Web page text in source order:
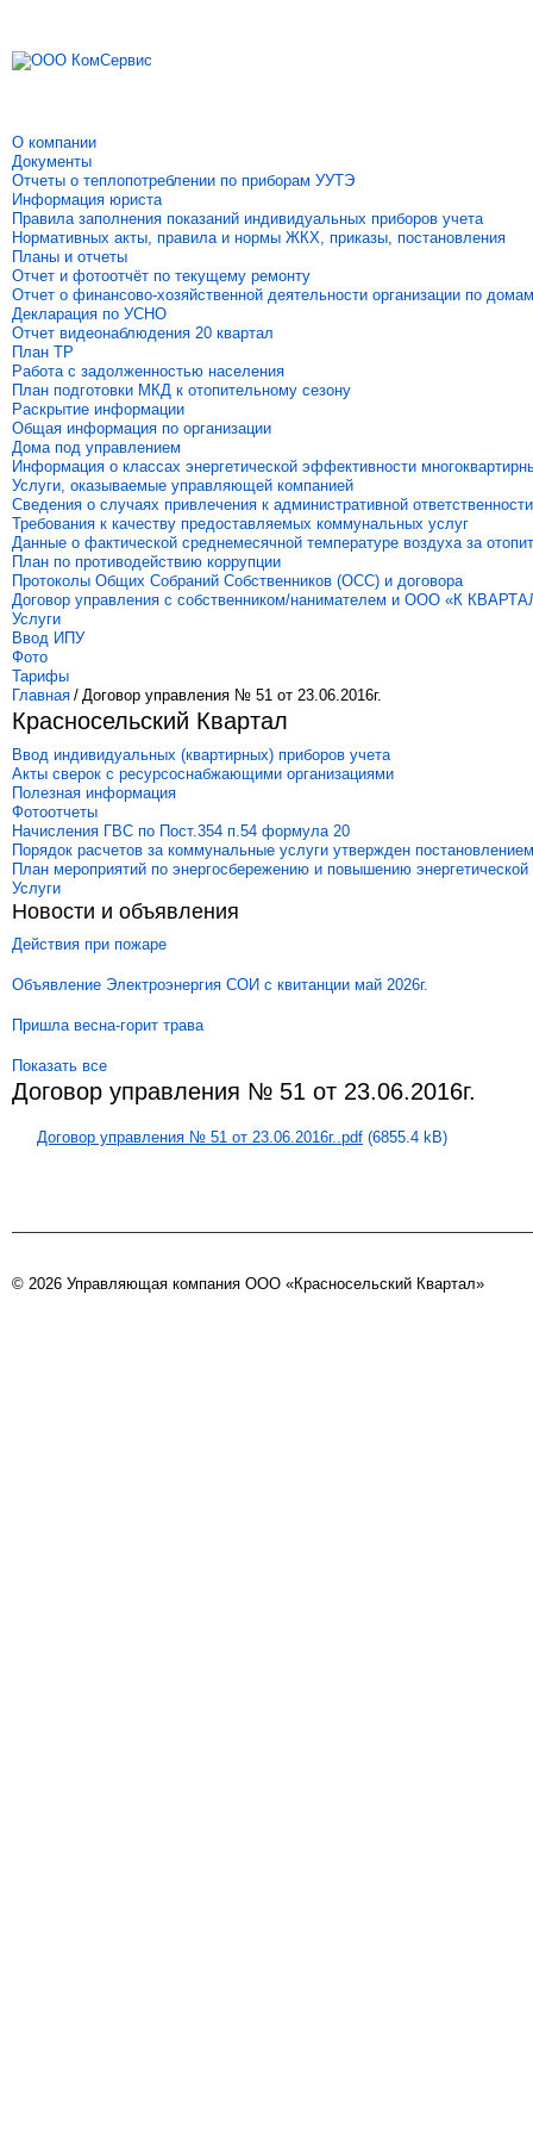
О компании
Документы
Отчеты о теплопотреблении по приборам УУТЭ
Информация юриста
Правила заполнения показаний индивидуальных приборов учета
Нормативных акты, правила и нормы ЖКХ, приказы, постановления
Планы и отчеты
Отчет и фотоотчёт по текущему ремонту
Отчет о финансово-хозяйственной деятельности организации по домам
Декларация по УСНО
Отчет видеонаблюдения 20 квартал
План ТР
Работа с задолженностью населения
План подготовки МКД к отопительному сезону
Раскрытие информации
Общая информация по организации
Дома под управлением
Информация о классах энергетической эффективности
Услуги, оказываемые управляющей компанией
Сведения о случаях привлечения к административной ответственности
Требования к качеству предоставляемых коммунальных услуг
Данные о фактической среднемесячной температуре воздуха за
План по противодействию коррупции
Протоколы Общих Собраний Собственников (ОСС) и договора
Договор управления с собственником/нанимателем и ООО «К
Услуги
Ввод ИПУ
Фото
Тарифы
Главная / Договор управления № 51 от 23.06.2016г.
Красносельский Квартал
Ввод индивидуальных (квартирных) приборов учета
Акты сверок с ресурсоснабжающими организациями
Полезная информация
Фотоотчеты
Начисления ГВС по Пост.354 п.54 формула 20
Порядок расчетов за коммунальные услуги утвержден
План мероприятий по энергосбережению и повышению
Услуги
Новости и объявления
Действия при пожаре
Объявление Электроэнергия СОИ с квитанции май 2026г.
Пришла весна-горит трава
Показать все
Договор управления № 51 от 23.06.2016г.
Договор управления № 51 от 23.06.2016г..pdf (6855.4 kB)
© 2026 Управляющая компания ООО «Красносельский Квартал»